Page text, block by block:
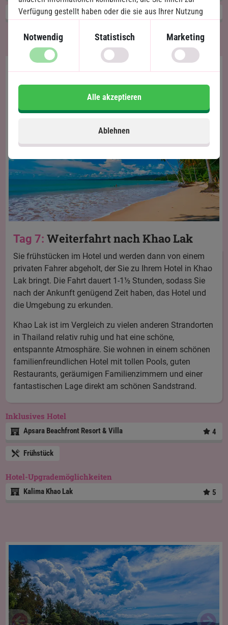
James-Bond-Insel und Phang-Nga-Bucht
Tag 7:Weiterfahrt nach Khao Lak
Sie frühstücken im Hotel und werden dann von einem
privaten Fahrer abgeholt, der Sie zu Ihrem Hotel in Khao
Lak bringt. Die Fahrt dauert 1-1½ Stunden, sodass Sie
nach der Ankunft genügend Zeit haben, das Hotel und
die Umgebung zu erkunden.
Khao Lak ist im Vergleich zu vielen anderen Strandorten
in Thailand relativ ruhig und hat eine schöne,
entspannte Atmosphäre. Sie wohnen in einem schönen
familienfreundlichen Hotel mit tollen Pools, guten
Restaurants, geräumigen Familienzimmern und einer
fantastischen Lage direkt am schönen Sandstrand.
Inklusives Hotel
Apsara Beachfront Resort & Villa 4
Frühstück
Hotel-Upgrademöglichkeiten
Kalima Khao Lak 5
Verfügung gestellt haben oder die sie aus Ihrer Nutzung
Notwendig Statistisch Marketing
Ablehnen
Alle akzeptieren